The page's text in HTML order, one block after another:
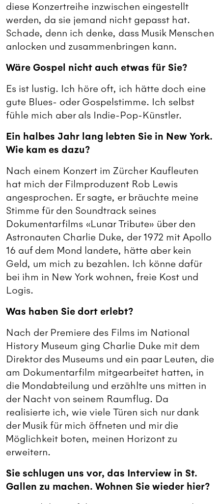
diese Konzertreihe inzwischen eingestellt
werden, da sie jemand nicht gepasst hat.
Schade, denn ich denke, dass Musik Menschen
anlocken und zusammenbringen kann.
Wäre Gospel nicht auch etwas für Sie?
Es ist lustig. Ich höre oft, ich hätte doch eine
gute Blues- oder Gospelstimme. Ich selbst
fühle mich aber als Indie-Pop-Künstler.
Ein halbes Jahr lang lebten Sie in New York.
Wie kam es dazu?
Nach einem Konzert im Zürcher Kaufleuten
hat mich der Filmproduzent Rob Lewis
angesprochen. Er sagte, er bräuchte meine
Stimme für den Soundtrack seines
Dokumentarfilms «Lunar Tribute» über den
Astronauten Charlie Duke, der 1972 mit Apollo
16 auf dem Mond landete, hätte aber kein
Geld, um mich zu bezahlen. Ich könne dafür
bei ihm in New York wohnen, freie Kost und
Logis.
Was haben Sie dort erlebt?
Nach der Premiere des Films im National
History Museum ging Charlie Duke mit dem
Direktor des Museums und ein paar Leuten, die
am Dokumentarfilm mitgearbeitet hatten, in
die Mondabteilung und erzählte uns mitten in
der Nacht von seinem Raumflug. Da
realisierte ich, wie viele Türen sich nur dank
der Musik für mich öffneten und mir die
Möglichkeit boten, meinen Horizont zu
erweitern.
Sie schlugen uns vor, das Interview in St.
Gallen zu machen. Wohnen Sie wieder hier?